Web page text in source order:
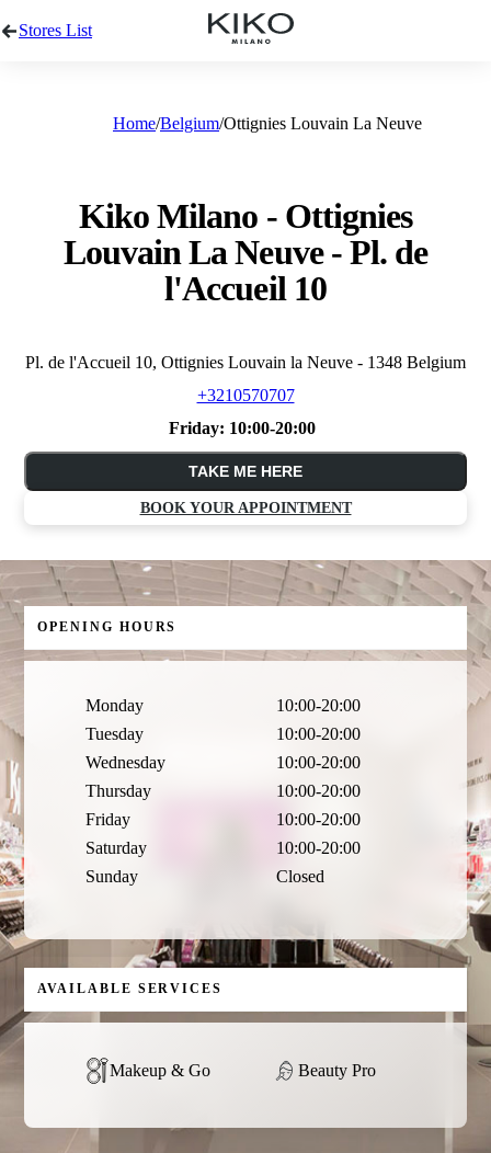
Stores List
Home Belgium Ottignies Louvain La Neuve
Kiko Milano - Ottignies
Louvain La Neuve - Pl. de
l'Accueil 10
Pl. de l'Accueil 10, Ottignies Louvain la Neuve - 1348 Belgium
+3210570707
Friday: 10:00-20:00
TAKE ME HERE
BOOK YOUR APPOINTMENT
OPENING HOURS
Monday
10:00-20:00
Tuesday
10:00-20:00
Wednesday
10:00-20:00
Thursday
10:00-20:00
Friday
10:00-20:00
Saturday
10:00-20:00
Sunday
Closed
AVAILABLE SERVICES
Makeup & Go Beauty Pro